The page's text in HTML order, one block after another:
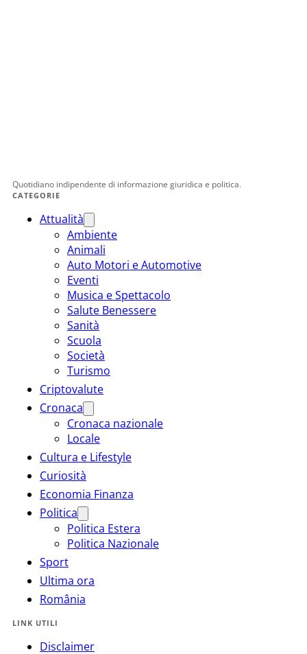
Quotidiano indipendente di informazione giuridica e politica.
CATEGORIE
Attualità
Ambiente
Animali
Auto Motori e Automotive
Eventi
Musica e Spettacolo
Salute Benessere
Sanità
Scuola
Società
Turismo
Criptovalute
Cronaca
Cronaca nazionale
Locale
Cultura e Lifestyle
Curiosità
Economia Finanza
Politica
Politica Estera
Politica Nazionale
Sport
Ultima ora
România
LINK UTILI
Disclaimer